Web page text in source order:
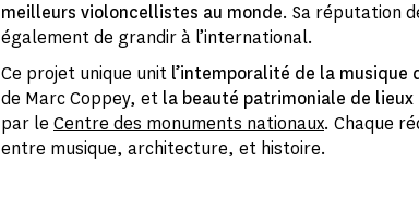
meilleurs violoncellistes au monde. Sa réputation
également de grandir à l’international.
Ce projet unique unit l’intemporalité de la musique
de Marc Coppey, et la beauté patrimoniale de
par le Centre des monuments nationaux. Chaque
entre musique, architecture, et histoire.